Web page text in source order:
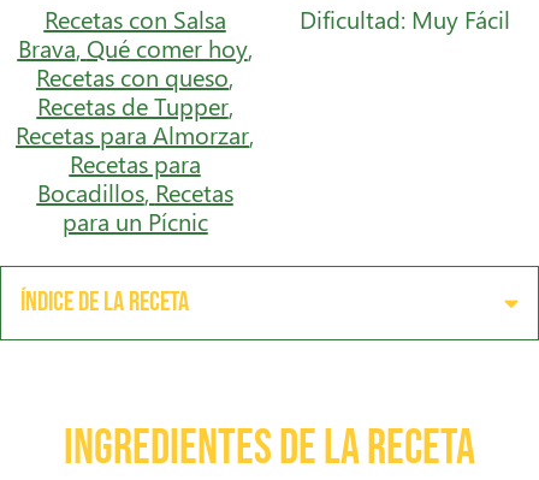
Recetas con Salsa
Brava, Qué comer hoy,
Recetas con queso,
Recetas de Tupper,
Recetas para Almorzar,
Recetas para
Bocadillos, Recetas
para un Pícnic
Dificultad: Muy Fácil
Índice de la receta
Ingredientes de la receta